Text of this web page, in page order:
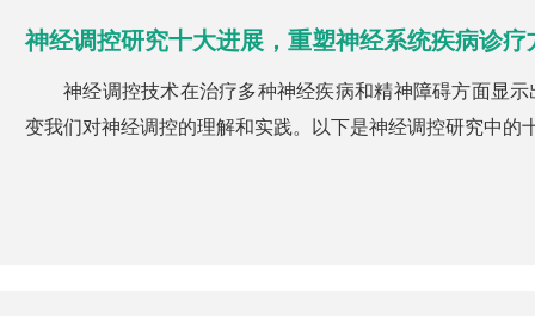
神经调控研究十大进展，重塑神经系统疾病诊疗
神经调控技术在治疗多种神经疾病和精神障碍方面显
变我们对神经调控的理解和实践。以下是神经调控研究中的